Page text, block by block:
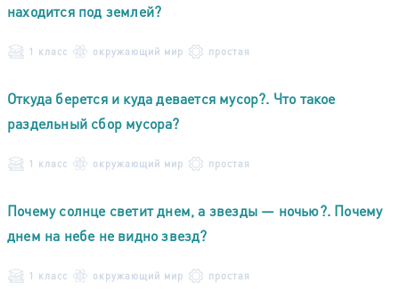
находится под землей?
1 класс окружающий мир простая
Откуда берется и куда девается мусор?. Что такое
раздельный сбор мусора?
1 класс окружающий мир простая
Почему солнце светит днем, а звезды — ночью?. Почему
днем на небе не видно звезд?
1 класс окружающий мир простая